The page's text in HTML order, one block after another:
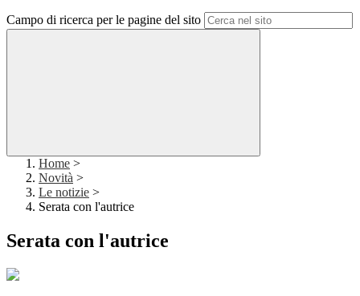
Campo di ricerca per le pagine del sito
Home >
Novità >
Le notizie >
Serata con l'autrice
Serata con l'autrice